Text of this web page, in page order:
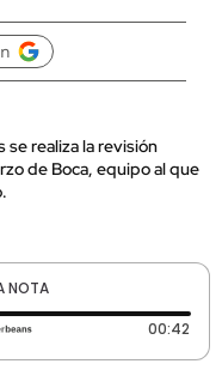
se realiza la revisión
de Boca, equipo al que
NOTA
segundos 00:42